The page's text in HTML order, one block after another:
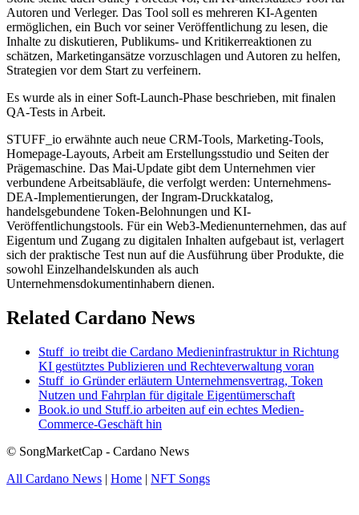
Autoren und Verleger. Das Tool soll es mehreren KI-Agenten
ermöglichen, ein Buch vor seiner Veröffentlichung zu lesen, die
Inhalte zu diskutieren, Publikums- und Kritikerreaktionen zu
schätzen, Marketingansätze vorzuschlagen und Autoren zu helfen,
Strategien vor dem Start zu verfeinern.
Es wurde als in einer Soft-Launch-Phase beschrieben, mit finalen
QA-Tests in Arbeit.
STUFF_io erwähnte auch neue CRM-Tools, Marketing-Tools,
Homepage-Layouts, Arbeit am Erstellungsstudio und Seiten der
Prägemaschine. Das Mai-Update gibt dem Unternehmen vier
verbundene Arbeitsabläufe, die verfolgt werden: Unternehmens-
DEA-Implementierungen, der Ingram-Druckkatalog,
handelsgebundene Token-Belohnungen und KI-
Veröffentlichungstools. Für ein Web3-Medienunternehmen, das auf
Eigentum und Zugang zu digitalen Inhalten aufgebaut ist, verlagert
sich der praktische Test nun auf die Ausführung über Produkte, die
sowohl Einzelhandelskunden als auch
Unternehmensdokumentinhabern dienen.
Related Cardano News
Stuff_io treibt die Cardano Medieninfrastruktur in Richtung
KI gestütztes Publizieren und Rechteverwaltung voran
Stuff_io Gründer erläutern Unternehmensvertrag, Token
Nutzen und Fahrplan für digitale Eigentümerschaft
Book.io und Stuff.io arbeiten auf ein echtes Medien-
Commerce-Geschäft hin
© SongMarketCap - Cardano News
All Cardano News | Home | NFT Songs